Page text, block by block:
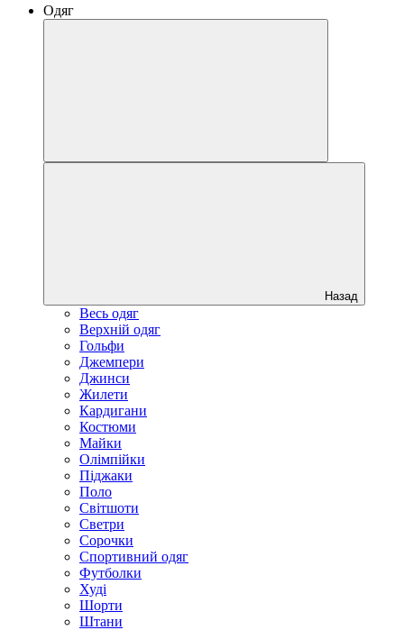
Одяг
Назад
Весь одяг
Верхній одяг
Гольфи
Джемпери
Джинси
Жилети
Кардигани
Костюми
Майки
Олімпійки
Піджаки
Поло
Світшоти
Светри
Сорочки
Спортивний одяг
Футболки
Худі
Шорти
Штани